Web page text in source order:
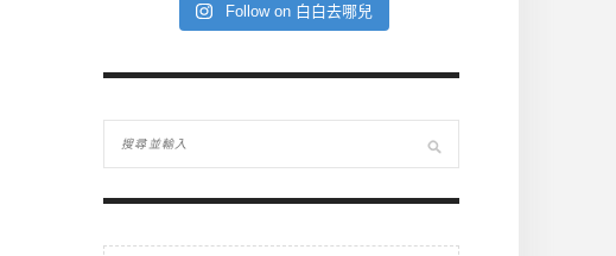
Follow on 白白去哪兒